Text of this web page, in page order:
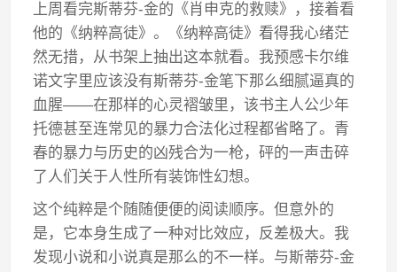
上周看完斯蒂芬-金的《肖申克的救赎》，接着看
他的《纳粹高徒》。《纳粹高徒》看得我心绪茫
然无措，从书架上抽出这本就看。我预感卡尔维
诺文字里应该没有斯蒂芬-金笔下那么细腻逼真的
血腥——在那样的心灵褶皱里，该书主人公少年
托德甚至连常见的暴力合法化过程都省略了。青
春的暴力与历史的凶残合为一枪，砰的一声击碎
了人们关于人性所有装饰性幻想。
这个纯粹是个随随便便的阅读顺序。但意外的
是，它本身生成了一种对比效应，反差极大。我
发现小说和小说真是那么的不一样。与斯蒂芬-金